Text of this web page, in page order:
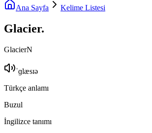
Ana Sayfa Kelime Listesi
Glacier.
GlacierN
ˈɡlæsɪə
Türkçe anlamı
Buzul
İngilizce tanımı